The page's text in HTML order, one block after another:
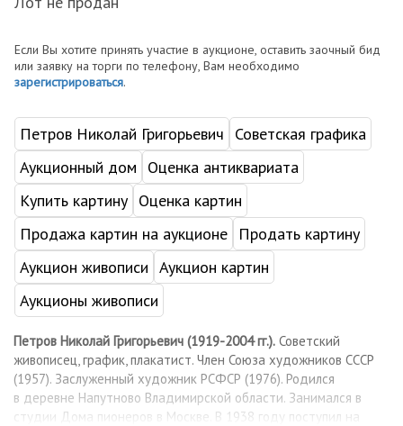
Если Вы хотите принять участие в аукционе, оставить заочный бид
или заявку на торги по телефону, Вам необходимо
зарегистрироваться.
Петров Николай Григорьевич
Советская графика
Аукционный дом
Оценка антиквариата
Купить картину Оценка картин
Продажа картин на аукционе
Продать картину
Аукцион живописи Аукцион картин
Аукционы живописи
Петров Николай Григорьевич (1919-2004 гг.). Советский
живописец, график, плакатист. Член Союза художников СССР
(1957). Заслуженный художник РСФСР (1976). Родился
в деревне Напутново Владимирской области. Занимался в
студии Дома пионеров в Москве. В 1938 году поступил на